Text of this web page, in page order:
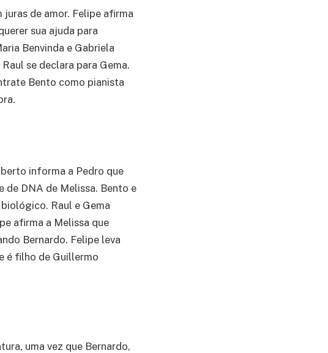
de amor. Felipe afirma
sua ajuda para
Benvinda e Gabriela
se declara para Gema.
Bento como pianista
informa a Pedro que
de DNA de Melissa. Bento e
Raul e Gema
afirma a Melissa que
Bernardo. Felipe leva
é filho de Guillermo
uma vez que Bernardo,